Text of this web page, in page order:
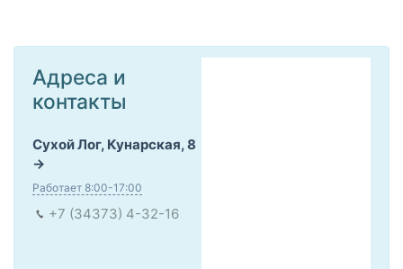
Адреса и
контакты
Сухой Лог, Кунарская, 8
Работает 8:00-17:00
+7 (34373) 4-32-16